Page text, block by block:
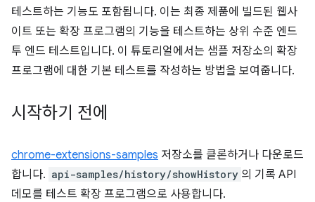
테스트하는 기능도 포함됩니다. 이는 최종 제품에 빌드된 웹사
이트 또는 확장 프로그램의 기능을 테스트하는 상위 수준 엔드
투 엔드 테스트입니다. 이 튜토리얼에서는 샘플 저장소의 확장
프로그램에 대한 기본 테스트를 작성하는 방법을 보여줍니다.
시작하기 전에
chrome-extensions-samples 저장소를 클론하거나 다운로드
합니다. api-samples/history/showHistory 의 기록 API
데모를 테스트 확장 프로그램으로 사용합니다.